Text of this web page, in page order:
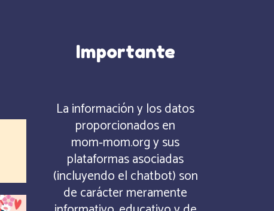
Importante
La información y los datos
proporcionados en
mom‑mom.org y sus
plataformas asociadas
(incluyendo el chatbot) son
de carácter meramente